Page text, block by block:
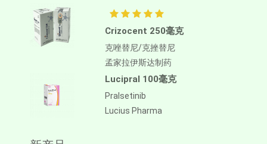
Crizocent 250毫克
克唑替尼/克挫替尼
孟家拉伊斯达制药
Lucipral 100毫克
Pralsetinib
Lucius Pharma